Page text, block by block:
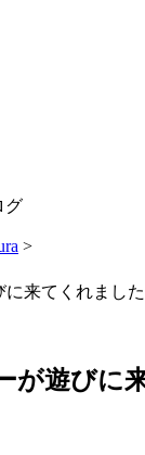
グ
>
に来てくれまし
が遊びに